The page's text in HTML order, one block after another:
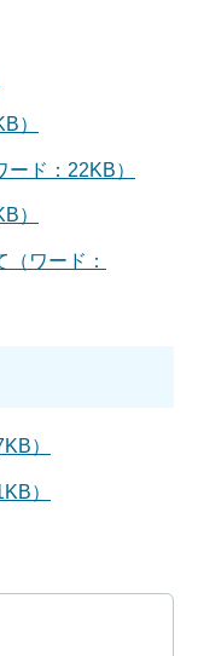
）
ド：22KB）
）
ワード：
）
）